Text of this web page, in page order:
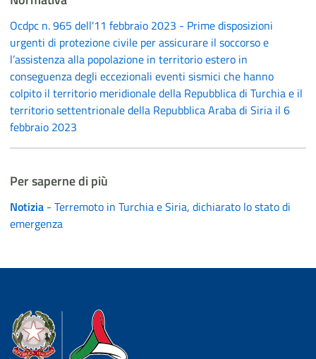
Ocdpc n. 965 dell'11 febbraio 2023 - Prime disposizioni
urgenti di protezione civile per assicurare il soccorso e
l’assistenza alla popolazione in territorio estero in
conseguenza degli eccezionali eventi sismici che hanno
colpito il territorio meridionale della Repubblica di Turchia e il
territorio settentrionale della Repubblica Araba di Siria il 6
febbraio 2023
Per saperne di più
Notizia - Terremoto in Turchia e Siria, dichiarato lo stato di
emergenza
Dipartimento della Protezione Civile